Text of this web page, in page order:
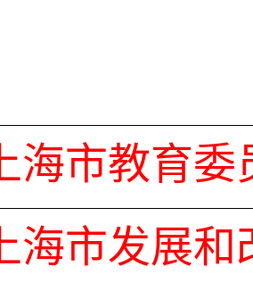
上海市教育委
上海市发展